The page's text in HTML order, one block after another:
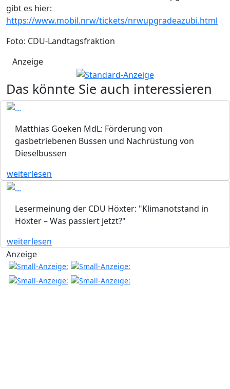
gibt es hier:
https://www.mobil.nrw/tickets/nrwupgradeazubi.html
Foto: CDU-Landtagsfraktion
Anzeige
Das könnte Sie auch interessieren
Matthias Goeken MdL: Förderung von
gasbetriebenen Bussen und Nachrüstung von
Dieselbussen
weiterlesen
Lesermeinung der CDU Höxter: "Klimanotstand in
Höxter – Was passiert jetzt?"
weiterlesen
Anzeige